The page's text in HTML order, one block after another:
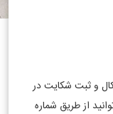
و ثبت شکایت در
از طریق شماره